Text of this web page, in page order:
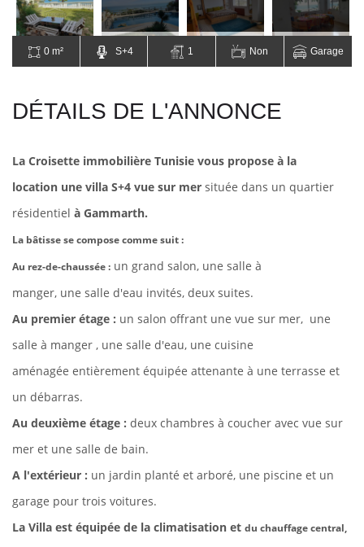
0 m² S+4 1 Non Garage
DÉTAILS DE L'ANNONCE
La Croisette immobilière Tunisie vous propose à la
location une villa S+4 vue sur mer située dans un quartier
résidentiel à Gammarth.
La bâtisse se compose comme suit :
Au rez-de-chaussée : un grand salon, une salle à
manger, une salle d'eau invités, deux suites.
Au premier étage : un salon offrant une vue sur mer, une
salle à manger , une salle d'eau, une cuisine
aménagée entièrement équipée attenante à une terrasse et
un débarras.
Au deuxième étage : deux chambres à coucher avec vue sur
mer et une salle de bain.
A l'extérieur : un jardin planté et arboré, une piscine et un
garage pour trois voitures.
La Villa est équipée de la climatisation et du chauffage central,